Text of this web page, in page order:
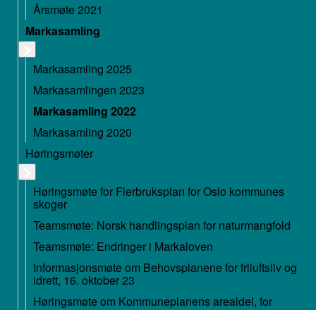
Årsmøte 2021
Markasamling
Markasamling 2025
Markasamlingen 2023
Markasamling 2022
Markasamling 2020
Høringsmøter
Høringsmøte for Flerbruksplan for Oslo kommunes
skoger
Teamsmøte: Norsk handlingsplan for naturmangfold
Teamsmøte: Endringer i Markaloven
Informasjonsmøte om Behovsplanene for friluftsliv og
idrett, 16. oktober 23
Høringsmøte om Kommuneplanens arealdel, for